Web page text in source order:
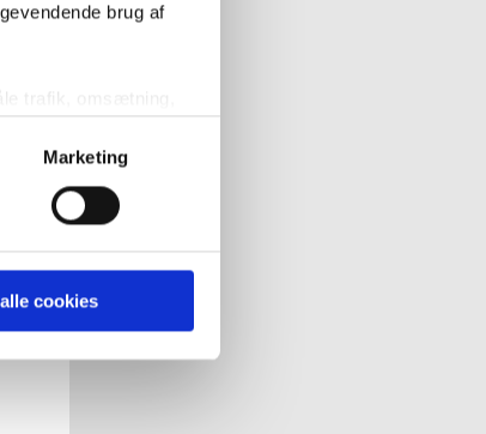
brug af
trafik, omsætning,
kan du se hvilke
cookies. Du har
muligt, at
Marketing
cookies